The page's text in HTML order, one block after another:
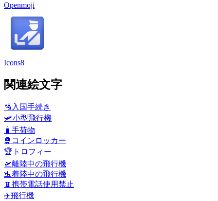
Openmoji
Icons8
関連絵文字
🛂 入国手続き
🛩️小型飛行機
🧳 手荷物
🛅 コインロッカー
🏆 トロフィー
🛫離陸中の飛行機
🛬着陸中の飛行機
📵携帯電話使用禁止
✈️飛行機